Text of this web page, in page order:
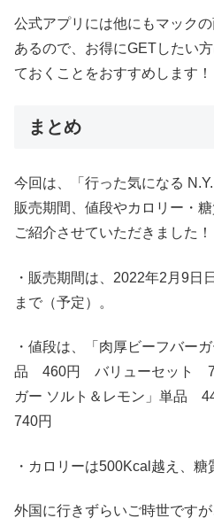
公式アプリには他にもマック
あるので、お得にGETしたい
ておくことをおすすめします！
まとめ
今回は、「行った気になる
販売期間、値段やカロリー・
ご紹介させていただきました！
・販売期間は、2022年2月9日
まで（予定）。
・値段は、「肉厚ビーフバー
品 460円 バリューセット
ガー ソルト＆レモン」単品
740円
・カロリーは500Kcal越え、糖
外国に行きずらいご時世です